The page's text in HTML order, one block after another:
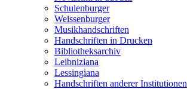
Schulenburger
Weissenburger
Musikhandschriften
Handschriften in Drucken
Bibliotheksarchiv
Leibniziana
Lessingiana
Handschriften anderer Institutionen